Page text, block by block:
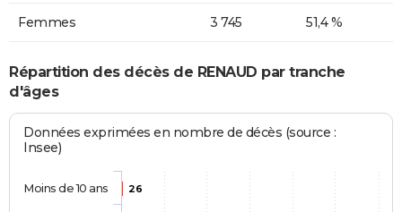
Femmes 3 745 51,4 %
Répartition des décès de RENAUD par tranche
d'âges
Données exprimées en nombre de décès (source :
Insee)
26
Moins de 10 ans